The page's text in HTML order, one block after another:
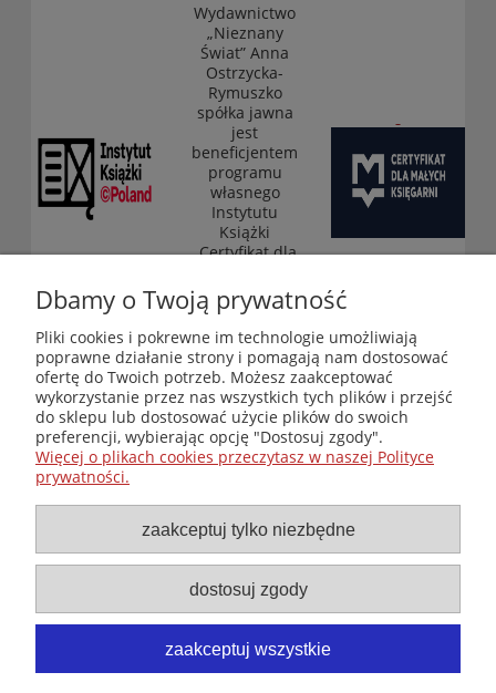
Wydawnictwo
„Nieznany
Świat” Anna
Ostrzycka-
Rymuszko
spółka jawna
jest
beneficjentem
programu
własnego
Instytutu
Książki
„Certyfikat dla
księgarni”
(edycja 2025-
2026)
Księgarnia-Galeria "Nieznany Świat" - internetowy sklep
ezoteryczny online
Zapraszamy również do odwiedzenia naszej księgarni
stacjonarnej przy ul. Kredytowej 2 w Warszawie
© Copyright 2014-2026 Wydawnictwo "Nieznany Świat"
Wszelkie prawa zastrzeżone
Dbamy o Twoją prywatność
Pliki cookies i pokrewne im technologie umożliwiają
poprawne działanie strony i pomagają nam dostosować
ofertę do Twoich potrzeb. Możesz zaakceptować
wykorzystanie przez nas wszystkich tych plików i przejść
do sklepu lub dostosować użycie plików do swoich
preferencji, wybierając opcję "Dostosuj zgody".
Więcej o plikach cookies przeczytasz w naszej Polityce
prywatności.
zaakceptuj tylko niezbędne
dostosuj zgody
zaakceptuj wszystkie